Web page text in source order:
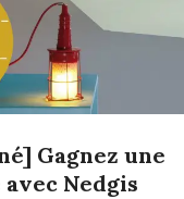
Gagnez une
Nedgis